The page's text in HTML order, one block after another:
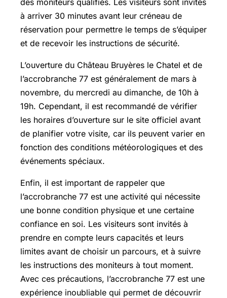
à arriver 30 minutes avant leur créneau de
réservation pour permettre le temps de s’équiper
et de recevoir les instructions de sécurité.
L’ouverture du Château Bruyères le Chatel et de
l’accrobranche 77 est généralement de mars à
novembre, du mercredi au dimanche, de 10h à
19h. Cependant, il est recommandé de vérifier
les horaires d’ouverture sur le site officiel avant
de planifier votre visite, car ils peuvent varier en
fonction des conditions météorologiques et des
événements spéciaux.
Enfin, il est important de rappeler que
l’accrobranche 77 est une activité qui nécessite
une bonne condition physique et une certaine
confiance en soi. Les visiteurs sont invités à
prendre en compte leurs capacités et leurs
limites avant de choisir un parcours, et à suivre
les instructions des moniteurs à tout moment.
Avec ces précautions, l’accrobranche 77 est une
expérience inoubliable qui permet de découvrir